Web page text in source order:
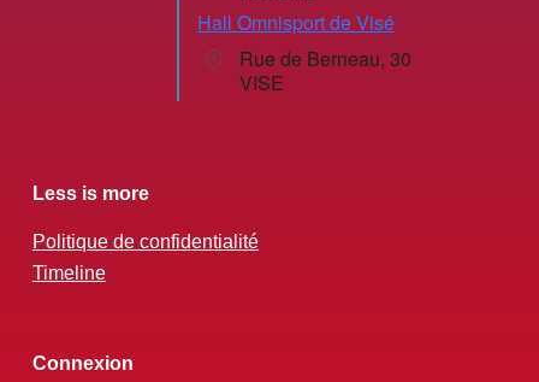
Hall Omnisport de Visé
Rue de Berneau, 30
VISE
Less is more
Politique de confidentialité
Timeline
Connexion